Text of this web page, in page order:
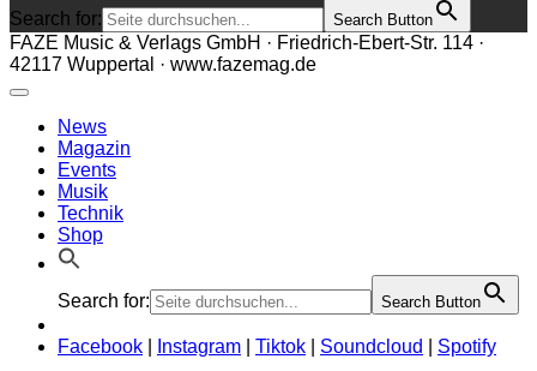
Search for:
Search Button
FAZE Music & Verlags GmbH · Friedrich-Ebert-Str. 114 ·
42117 Wuppertal · www.fazemag.de
News
Magazin
Events
Musik
Technik
Shop
Search for: Search Button
Facebook Instagram Tiktok Soundcloud Spotify